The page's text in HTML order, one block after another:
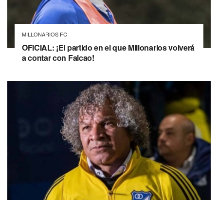
MILLONARIOS FC
OFICIAL: ¡El partido en el que Millonarios volverá
a contar con Falcao!